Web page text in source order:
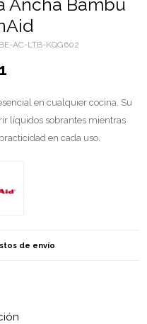
Ancha Bambú
AC-LTB-KQG602
en cualquier cocina. Su
líquidos sobrantes mientras
en cada uso.
de envío